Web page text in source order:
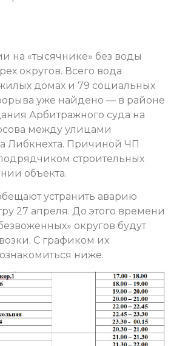
на «тысячнике» без воды
округов. Всего вода
жилых домах и 79 социальных
уже найдено — в районе
Арбитражного суда на
между улицами
Либкнехта. Причиной ЧП
строительных
объекта.
устранить аварию
27 апреля. До этого времени
округов будут
С графиком их
ниже.